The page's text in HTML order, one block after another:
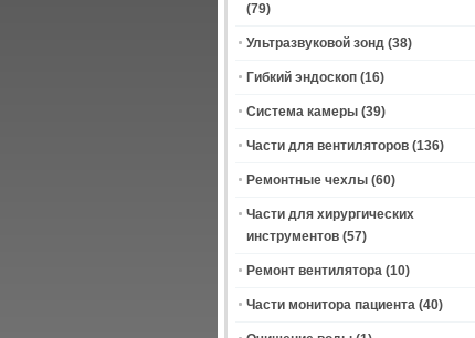
(79)
Ультразвуковой зонд (38)
Гибкий эндоскоп (16)
Система камеры (39)
Части для вентиляторов (136)
Ремонтные чехлы (60)
Части для хирургических
инструментов (57)
Ремонт вентилятора (10)
Части монитора пациента (40)